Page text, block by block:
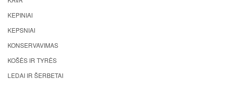
KEPINIAI
KEPSNIAI
KONSERVAVIMAS
KOŠĖS IR TYRĖS
LEDAI IR ŠERBETAI